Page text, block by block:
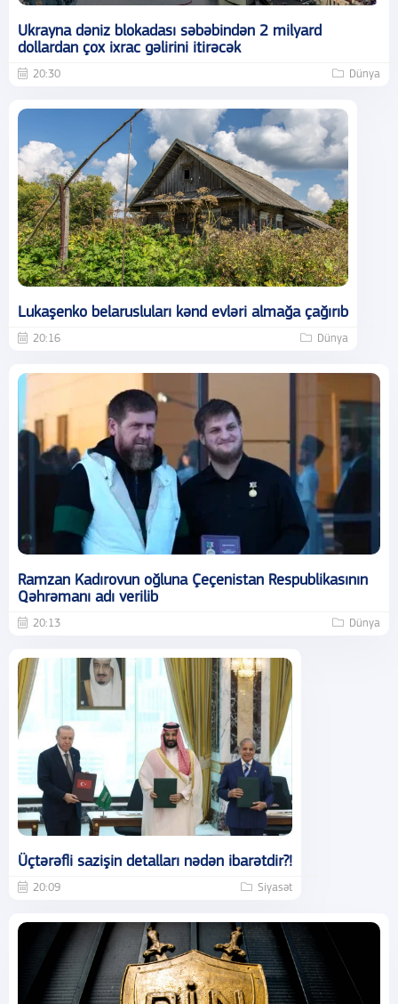
Ukrayna dəniz blokadası səbəbindən 2 milyard
dollardan çox ixrac gəlirini itirəcək
20:30 Dünya
Lukaşenko belarusluları kənd evləri almağa çağırıb
20:16 Dünya
Ramzan Kadırovun oğluna Çeçenistan Respublikasının
Qəhrəmanı adı verilib
20:13 Dünya
Üçtərəfli sazişin detalları nədən ibarətdir?!
20:09 Siyasət